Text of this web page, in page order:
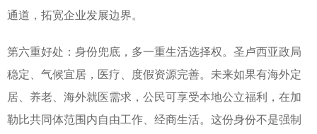
通道，拓宽企业发展边界。
第六重好处：身份兜底，多一重生活选择权。圣卢西亚政局
稳定、气候宜居，医疗、度假资源完善。未来如果有海外定
居、养老、海外就医需求，公民可享受本地公立福利，在加
勒比共同体范围内自由工作、经商生活。这份身份不是强制